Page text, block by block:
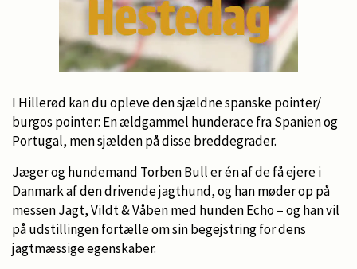
I Hillerød kan du opleve den sjældne spanske pointer/
burgos pointer: En ældgammel hunderace fra Spanien og
Portugal, men sjælden på disse breddegrader.
Jæger og hundemand Torben Bull er én af de få ejere i
Danmark af den drivende jagthund, og han møder op på
messen Jagt, Vildt & Våben med hunden Echo – og han vil
på udstillingen fortælle om sin begejstring for dens
jagtmæssige egenskaber.